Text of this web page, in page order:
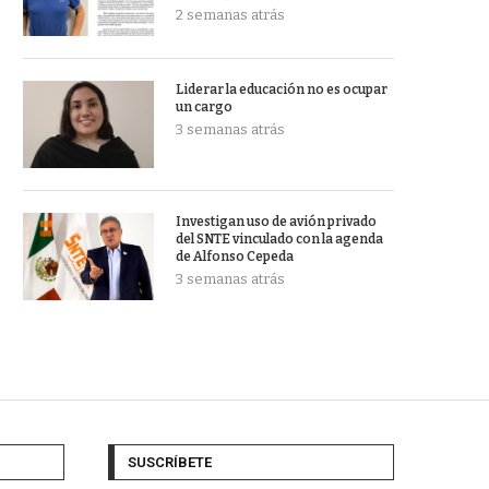
2 semanas atrás
Liderar la educación no es ocupar
un cargo
3 semanas atrás
Investigan uso de avión privado
del SNTE vinculado con la agenda
de Alfonso Cepeda
3 semanas atrás
SUSCRÍBETE